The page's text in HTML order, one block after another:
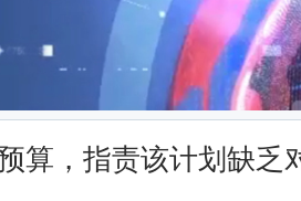
算，指责该计划缺乏